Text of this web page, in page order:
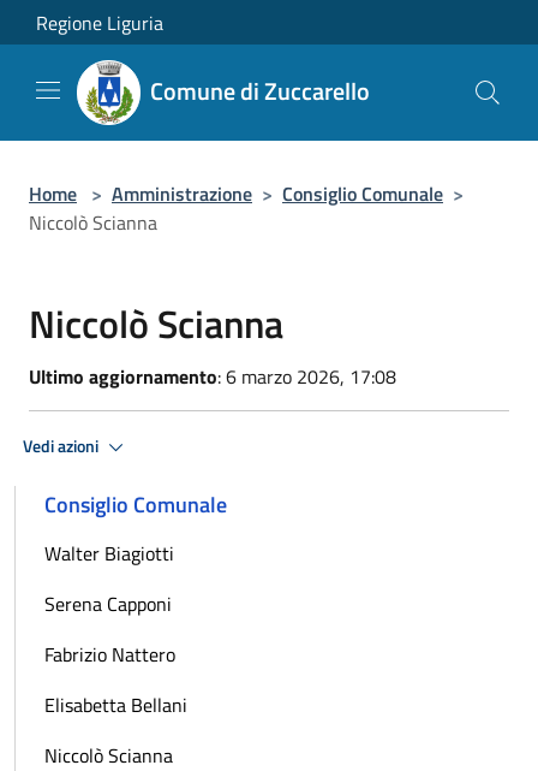
Salta al contenuto principale
Regione Liguria
Comune di Zuccarello
Home > Amministrazione > Consiglio Comunale >
Niccolò Scianna
Niccolò Scianna
Ultimo aggiornamento: 6 marzo 2026, 17:08
Vedi azioni
Consiglio Comunale
Walter Biagiotti
Serena Capponi
Fabrizio Nattero
Elisabetta Bellani
Niccolò Scianna